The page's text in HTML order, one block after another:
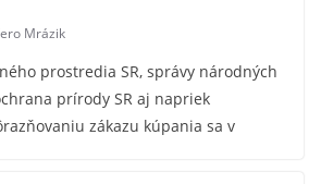
Mrázik
prostredia SR, správy národných
prírody SR aj napriek
zákazu kúpania sa v